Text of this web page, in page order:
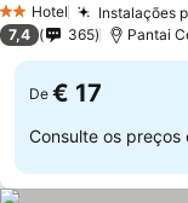
2 Estrelas
Hotel Instalações
7,4 365 Pantai
De € 17
Consulte os preços